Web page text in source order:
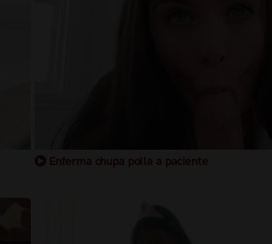
Enferma chupa polla a paciente